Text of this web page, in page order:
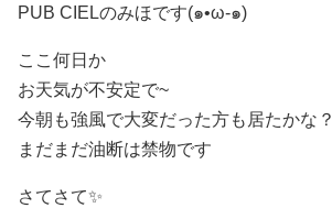
PUB CIELのみほです(๑•ω-๑)
ここ何日か
お天気が不安定で~
今朝も強風で大変だった方も居たかな？
まだまだ油断は禁物です
さてさて✨